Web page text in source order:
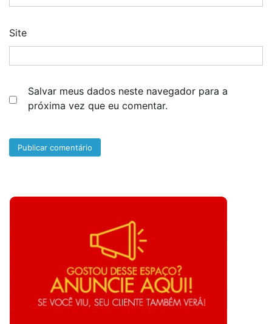
Site
Salvar meus dados neste navegador para a
próxima vez que eu comentar.